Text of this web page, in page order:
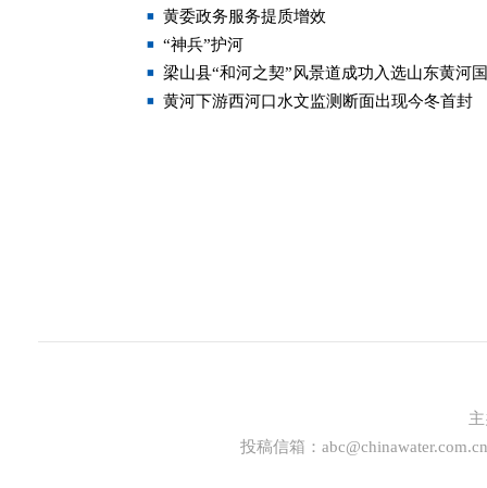
黄委政务服务提质增效
“神兵”护河
梁山县“和河之契”风景道成功入选山东黄河
黄河下游西河口水文监测断面出现今冬首封
投稿信箱： abc@chinawater.com.cn